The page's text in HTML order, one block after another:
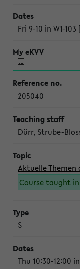
Fri 9-10 in W1-
205040
Dürr, Strube-
Aktuelle
Course taught
S
Thu 10:30-12:00